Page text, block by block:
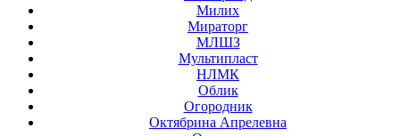
Милих
Мираторг
МЛШЗ
Мультипласт
НЛМК
Облик
Огородник
Октябрина Апрелевна